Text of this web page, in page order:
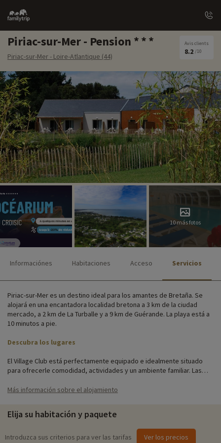
Family
trip
Piriac-sur-Mer - Pension
Piriac-sur-Mer - Loire-Atlantique (44)
Avis clients
8.2 /10
10 más fotos
Informaciónes Habitaciones Acceso Servicios
Piriac-sur-Mer es un destino ideal para los amantes de Bretaña. Se
alojará en una encantadora localidad bretona a 3 km de la ciudad
mercado, a 2 km de La Turballe y a 9 km de Guérande. La playa está a
10 minutos a pie.
Descubra los lugares
El Village Club está perfectamente equipado e idealmente situado
para ofrecerle comodidad, actividades y un ambiente familiar. Las
lavandería, restaurante, piscina, piscina infantil, parque infantil,
Los apartamentos y las habitaciones están situados en un terreno
arbolado de 3,5 hectáreas. Cada apartamento tiene una terraza con
muebles de jardín para disfrutar del clima cálido.
Más información sobre el alojamiento
Elija su habitación y paquete
Introduzca sus criterios para ver las tarifas Ver los precios